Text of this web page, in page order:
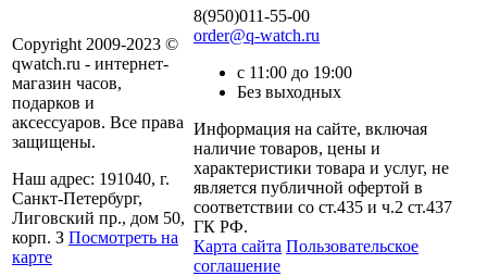
Copyright 2009-2023 ©
qwatch.ru - интернет-
магазин часов,
подарков и
аксессуаров. Все права
защищены.
Наш адрес: 191040, г.
Санкт-Петербург,
Лиговский пр., дом 50,
корп. З Посмотреть на
карте
8(950)011-55-00
order@q-watch.ru
с 11:00 до 19:00
Без выходных
Информация на сайте, включая
наличие товаров, цены и
характеристики товара и услуг, не
является публичной офертой в
соответствии со ст.435 и ч.2 ст.437
ГК РФ.
Карта сайта Пользовательское
соглашение